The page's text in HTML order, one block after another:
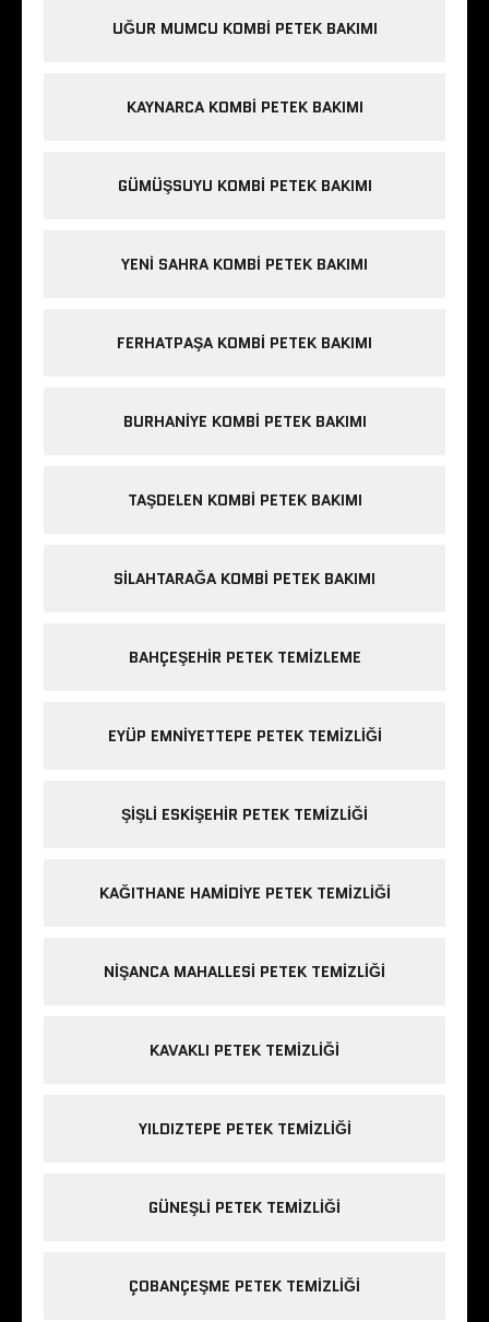
UĞUR MUMCU KOMBI PETEK BAKIMI
KAYNARCA KOMBI PETEK BAKIMI
GÜMÜŞSUYU KOMBI PETEK BAKIMI
YENI SAHRA KOMBI PETEK BAKIMI
FERHATPAŞA KOMBI PETEK BAKIMI
BURHANIYE KOMBI PETEK BAKIMI
TAŞDELEN KOMBI PETEK BAKIMI
SILAHTARAĞA KOMBI PETEK BAKIMI
BAHÇEŞEHIR PETEK TEMIZLEME
EYÜP EMNIYETTEPE PETEK TEMIZLIĞI
ŞIŞLI ESKIŞEHIR PETEK TEMIZLIĞI
KAĞITHANE HAMIDIYE PETEK TEMIZLIĞI
NIŞANCA MAHALLESI PETEK TEMIZLIĞI
KAVAKLI PETEK TEMIZLIĞI
YILDIZTEPE PETEK TEMIZLIĞI
GÜNEŞLI PETEK TEMIZLIĞI
ÇOBANÇEŞME PETEK TEMIZLIĞI